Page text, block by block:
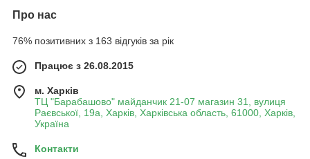
Про нас
76% позитивних з 163 відгуків за рік
Працює з 26.08.2015
м. Харків
ТЦ "Барабашово" майданчик 21-07 магазин 31, вулиця
Раєвської, 19а, Харків, Харківська область, 61000, Харків,
Україна
Контакти